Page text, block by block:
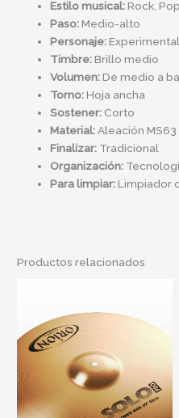
Estilo musical:Rock,
Paso:Medio-alto
Personaje:
Timbre:Brillo medio
Volumen:De medio a
Torno:Hoja ancha
Sostener: Corto
Material: Aleación MS63
Finalizar: Tradicional
Organización:
Para limpiar:Limpiador
Productos relacionados